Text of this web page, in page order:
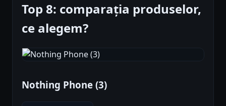
Top 8: comparația produselor,
ce alegem?
Nothing Phone (3)